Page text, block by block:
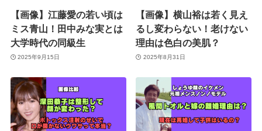
【画像】江藤愛の若い頃は
ミス青山！田中みな実とは
大学時代の同級生
2025年9月15日
【画像】横山裕は若く見え
るし変わらない！老けない
理由は色白の美肌？
2025年8月31日